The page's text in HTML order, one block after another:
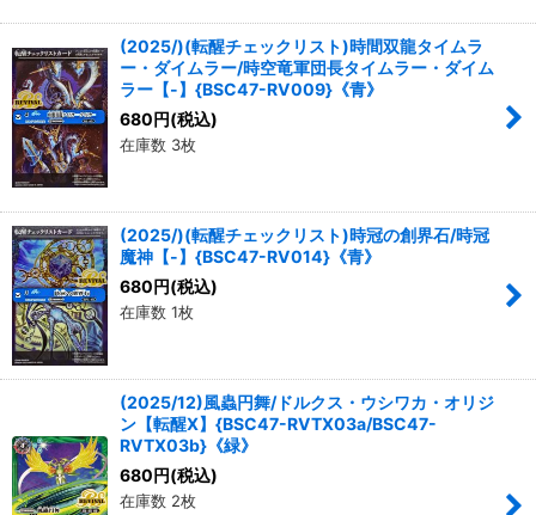
(2025/)(転醒チェックリスト)時間双龍タイムラ
ー・ダイムラー/時空竜軍団長タイムラー・ダイム
ラー【-】{BSC47-RV009}《青》
680円(税込)
在庫数 3枚
(2025/)(転醒チェックリスト)時冠の創界石/時冠
魔神【-】{BSC47-RV014}《青》
680円(税込)
在庫数 1枚
(2025/12)風蟲円舞/ドルクス・ウシワカ・オリジ
ン【転醒X】{BSC47-RVTX03a/BSC47-
RVTX03b}《緑》
680円(税込)
在庫数 2枚